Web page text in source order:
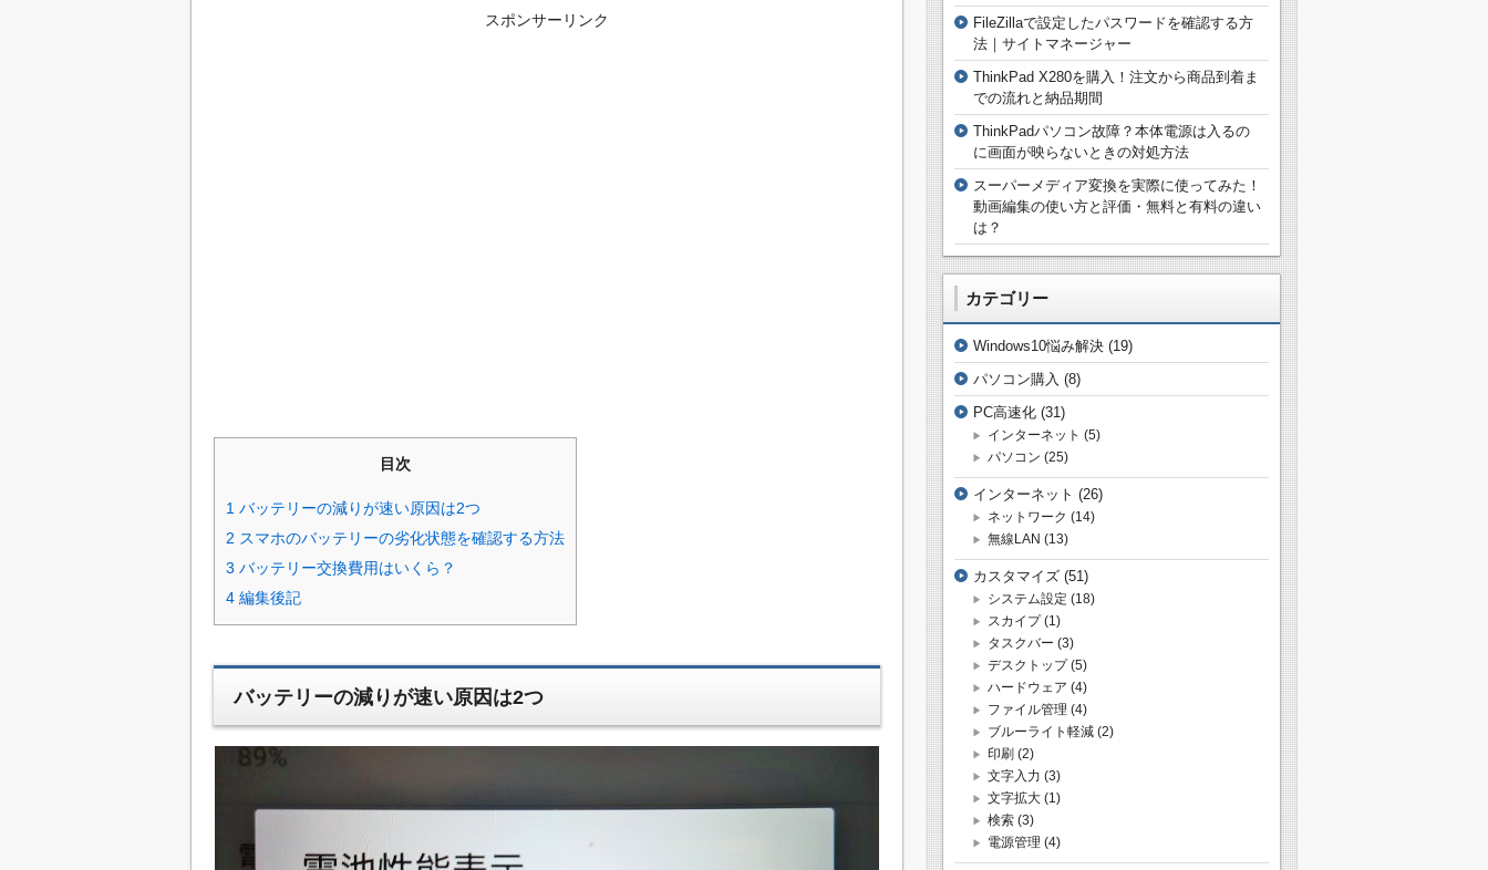
スポンサーリンク
目次
1 バッテリーの減りが速い原因は2つ
2 スマホのバッテリーの劣化状態を確認する方法
3 バッテリー交換費用はいくら？
4 編集後記
バッテリーの減りが速い原因は2つ
FileZillaで設定したパスワードを確認する方
法｜サイトマネージャー
ThinkPad X280を購入！注文から商品到着ま
での流れと納品期間
ThinkPadパソコン故障？本体電源は入るの
に画面が映らないときの対処方法
スーパーメディア変換を実際に使ってみた！
動画編集の使い方と評価・無料と有料の違い
は？
カテゴリー
Windows10悩み解決 (19)
パソコン購入 (8)
PC高速化 (31)
インターネット (5)
パソコン (25)
インターネット (26)
ネットワーク (14)
無線LAN (13)
カスタマイズ (51)
システム設定 (18)
スカイプ(1)
タスクバー (3)
デスクトップ(5)
ハードウェア (4)
ファイル管理 (4)
ブルーライト軽減 (2)
印刷 (2)
文字入力 (3)
文字拡大 (1)
検索 (3)
電源管理 (4)